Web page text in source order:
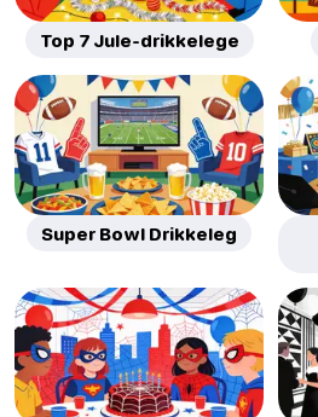
Top 7 Jule-drikkelege
Super Bowl Drikkeleg